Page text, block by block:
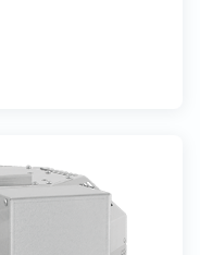
m3/h - Za
120 °C - Odvod